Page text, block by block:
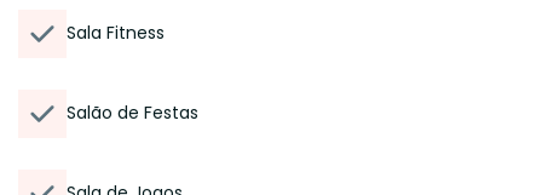
Sala Fitness
Salão de Festas